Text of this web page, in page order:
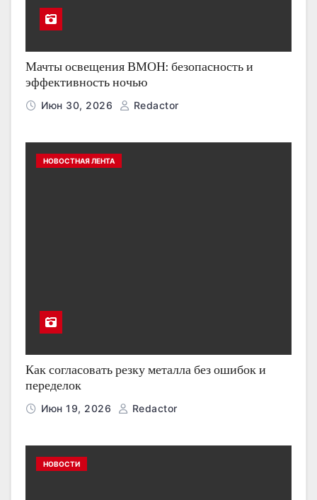
Мачты освещения ВМОН: безопасность и
эффективность ночью
Июн 30, 2026 Redactor
НОВОСТНАЯ ЛЕНТА
Как согласовать резку металла без ошибок и
переделок
Июн 19, 2026 Redactor
НОВОСТИ